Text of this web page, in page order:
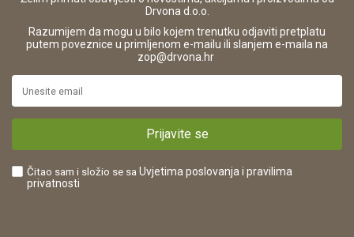
16280
https://www.drvona.hr/
POREZNI BROJ:
Pravo na odustajanje i jednostrani raskid ugovora
Reklamacije
Plaćanje karticama
Što dobivam registracijom?
Drvona d.o.o.
Razumijem da mogu u bilo kojem trenutku odjaviti pretplatu
putem poveznice u primljenom e-mailu ili slanjem e-maila na
zop@drvona.hr
Prijavite se
Čitao sam i složio se sa Uvjetima poslovanja i pravilima
privatnosti